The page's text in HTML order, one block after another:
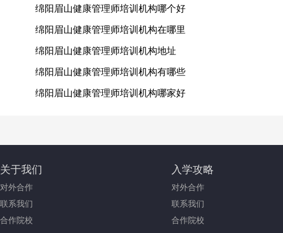
绵阳眉山健康管理师培训机构哪个好
绵阳眉山健康管理师培训机构在哪里
绵阳眉山健康管理师培训机构地址
绵阳眉山健康管理师培训机构有哪些
绵阳眉山健康管理师培训机构哪家好
关于我们
对外合作
联系我们
合作院校
入学攻略
对外合作
联系我们
合作院校